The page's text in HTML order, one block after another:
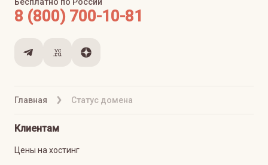
Главная Статус домена
8 (800) 700-10-81
Клиентам
Цены на хостинг